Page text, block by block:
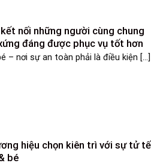
kết nối những người cùng chung
đáng được phục vụ tốt hơn
– nơi sự an toàn phải là điều kiện [...]
hiệu chọn kiên trì với sự tử tế
bé